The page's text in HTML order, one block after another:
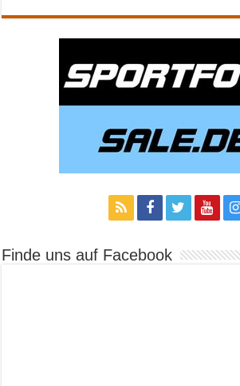
Finde uns auf Facebook